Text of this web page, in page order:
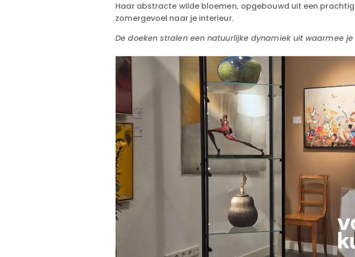
Haar abstracte wilde bloemen, opgebouwd uit een
zomergevoel naar je interieur.
De doeken stralen een natuurlijke dynamiek uit waarmee